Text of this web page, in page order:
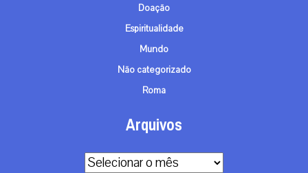
Doação
Espiritualidade
Mundo
Não categorizado
Roma
Arquivos
Arquivos